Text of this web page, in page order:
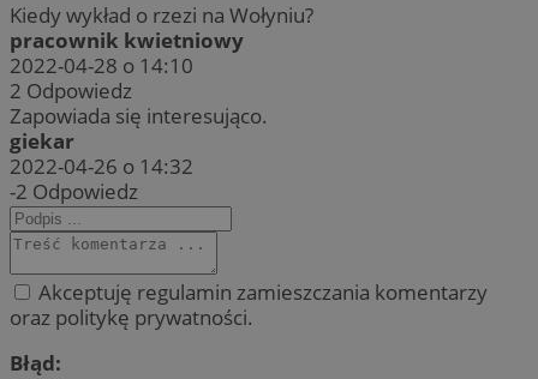
Kiedy wykład o rzezi na Wołyniu?
pracownik kwietniowy
2022-04-28 o 14:10
2 Odpowiedz
Zapowiada się interesująco.
giekar
2022-04-26 o 14:32
-2 Odpowiedz
Akceptuję regulamin zamieszczania komentarzy
oraz politykę prywatności.
Błąd: